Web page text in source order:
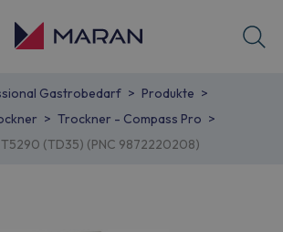
Gastrobedarf
Produkte
Trockner - Compass Pro
(TD35) (PNC 9872220208)